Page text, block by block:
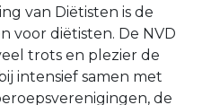
van Diëtisten is de
voor diëtisten. De NVD
trots en plezier de
intensief samen met
de